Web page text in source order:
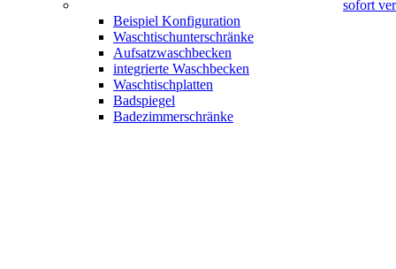
sofort
Beispiel Konfiguration
Waschtischunterschränke
Aufsatzwaschbecken
integrierte Waschbecken
Waschtischplatten
Badspiegel
Badezimmerschränke